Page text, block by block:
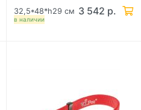
в наличии
32,5*48*h29 см 3 542 р.